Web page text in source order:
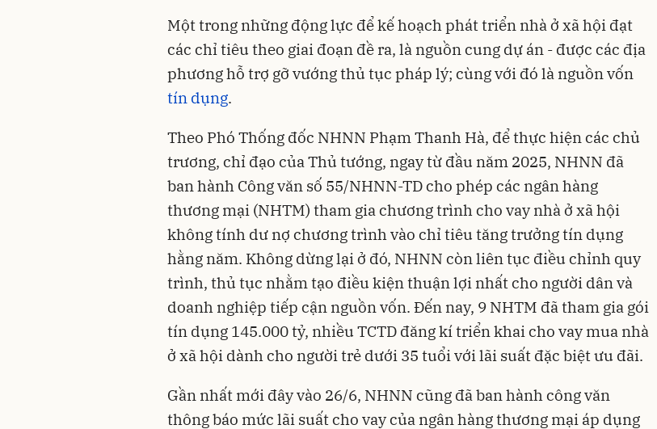
Một trong những động lực để kế hoạch phát triển nhà ở xã hội đạt
các chỉ tiêu theo giai đoạn đề ra, là nguồn cung dự án - được các địa
phương hỗ trợ gỡ vướng thủ tục pháp lý; cùng với đó là nguồn vốn
tín dụng.
Theo Phó Thống đốc NHNN Phạm Thanh Hà, để thực hiện các chủ
trương, chỉ đạo của Thủ tướng, ngay từ đầu năm 2025, NHNN đã
ban hành Công văn số 55/NHNN-TD cho phép các ngân hàng
thương mại (NHTM) tham gia chương trình cho vay nhà ở xã hội
không tính dư nợ chương trình vào chỉ tiêu tăng trưởng tín dụng
hằng năm. Không dừng lại ở đó, NHNN còn liên tục điều chỉnh quy
trình, thủ tục nhằm tạo điều kiện thuận lợi nhất cho người dân và
doanh nghiệp tiếp cận nguồn vốn. Đến nay, 9 NHTM đã tham gia gói
tín dụng 145.000 tỷ, nhiều TCTD đăng kí triển khai cho vay mua nhà
ở xã hội dành cho người trẻ dưới 35 tuổi với lãi suất đặc biệt ưu đãi.
Gần nhất mới đây vào 26/6, NHNN cũng đã ban hành công văn
thông báo mức lãi suất cho vay của ngân hàng thương mại áp dụng